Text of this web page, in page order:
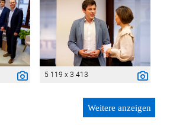
5 119 x 3 413
Weitere anzeigen